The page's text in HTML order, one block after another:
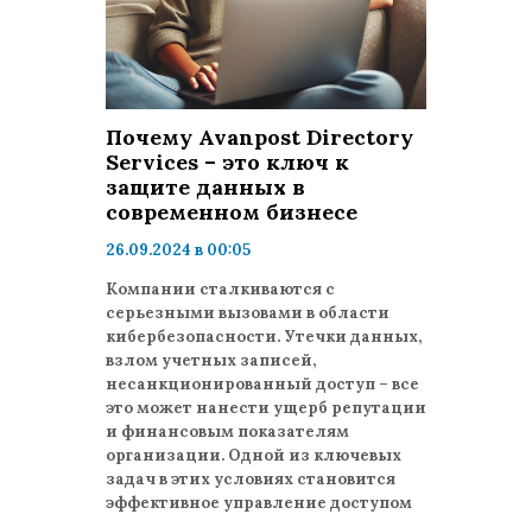
Почему Avanpost Directory
Services – это ключ к
защите данных в
современном бизнесе
26.09.2024 в 00:05
комментариев: 0
Компании сталкиваются с
серьезными вызовами в области
кибербезопасности. Утечки данных,
взлом учетных записей,
несанкционированный доступ – все
это может нанести ущерб репутации
и финансовым показателям
организации. Одной из ключевых
задач в этих условиях становится
эффективное управление доступом